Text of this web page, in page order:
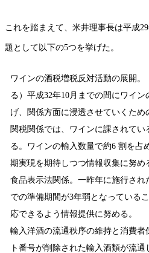
これを踏まえて、米井理事長は平成
題として以下の5つを挙げた。
ワインの酒税増税反対活動の展開。
る）平成32年10月までの間にワイ
げ、関係方面に浸透させていくため
関税関係では、ワインに課されて
る。ワインの輸入数量で約6 割を占
期実現を期待しつつ情報収集に努め
食品表示法関係。一昨年に施行され
での準備期間が3年弱となっている
応できるよう情報提供に努める。
輸入洋酒の流通秩序の維持と消費者
ト番号が削除された輸入酒類が流